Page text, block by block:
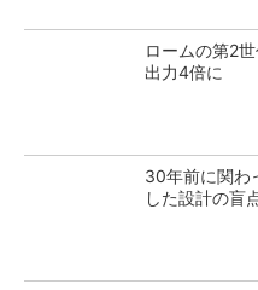
ロームの第2
出力4倍に
30年前に関わ
した設計の盲